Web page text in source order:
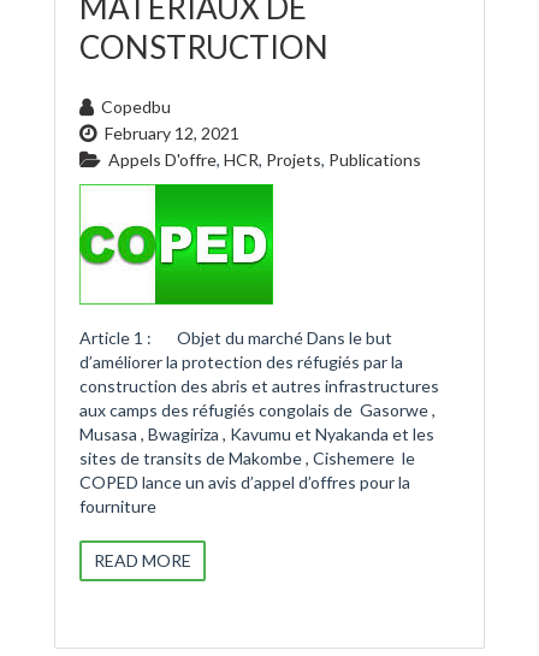
CONSTRUCTION
Copedbu
February 12, 2021
Appels D'offre, HCR, Projets, Publications
Article 1 : Objet du marché Dans le but
d’améliorer la protection des réfugiés par la
construction des abris et autres infrastructures
aux camps des réfugiés congolais de Gasorwe ,
Musasa , Bwagiriza , Kavumu et Nyakanda et les
sites de transits de Makombe , Cishemere le
COPED lance un avis d’appel d’offres pour la
fourniture
READ MORE